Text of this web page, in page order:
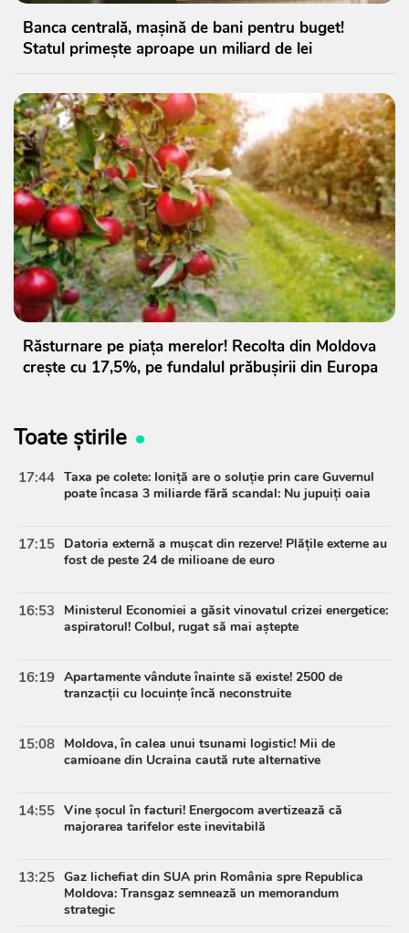
Banca centrală, mașină de bani pentru buget!
Statul primește aproape un miliard de lei
Răsturnare pe piața merelor! Recolta din Moldova
crește cu 17,5%, pe fundalul prăbușirii din Europa
Toate știrile
17:44 Taxa pe colete: Ioniță are o soluție prin care Guvernul
poate încasa 3 miliarde fără scandal: Nu jupuiți oaia
17:15 Datoria externă a mușcat din rezerve! Plățile externe au
fost de peste 24 de milioane de euro
16:53
Ministerul Economiei a găsit vinovatul crizei energetice:
aspiratorul! Colbul, rugat să mai aștepte
16:19 Apartamente vândute înainte să existe! 2500 de
tranzacții cu locuințe încă neconstruite
15:08 Moldova, în calea unui tsunami logistic! Mii de
camioane din Ucraina caută rute alternative
14:55 Vine șocul în facturi! Energocom avertizează că
majorarea tarifelor este inevitabilă
13:25 Gaz lichefiat din SUA prin România spre Republica
Moldova: Transgaz semnează un memorandum
strategic